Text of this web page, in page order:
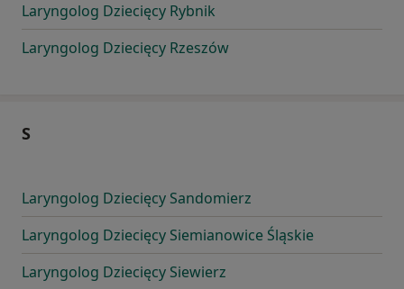
Laryngolog Dziecięcy Rybnik
Laryngolog Dziecięcy Rzeszów
S
Laryngolog Dziecięcy Sandomierz
Laryngolog Dziecięcy Siemianowice Śląskie
Laryngolog Dziecięcy Siewierz